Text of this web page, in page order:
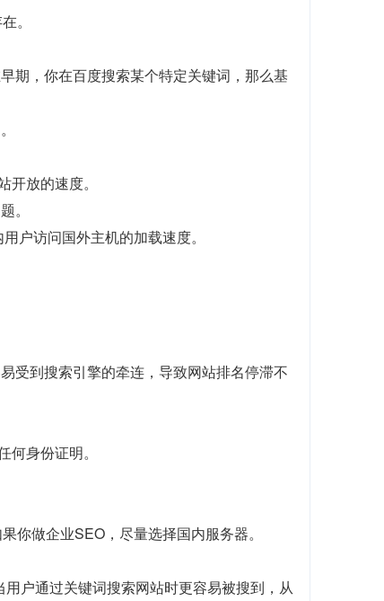
。
期，你在百度搜索某个特定关键词，那么基
放的速度。
。
户访问国外主机的加载速度。
受到搜索引擎的牵连，导致网站排名停滞不
身份证明。
你做企业SEO，尽量选择国内服务器。
户通过关键词搜索网站时更容易被搜到，从